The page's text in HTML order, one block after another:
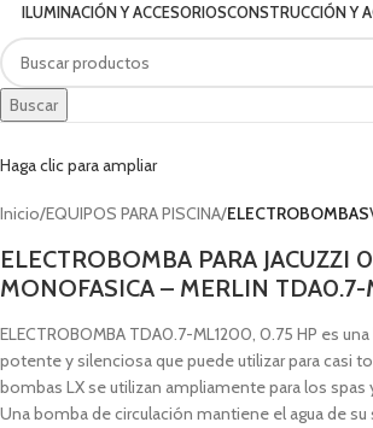
ILUMINACIÓN Y ACCESORIOSCONSTRUCCIÓN Y
Buscar
Haga clic para ampliar
Inicio EQUIPOS PARA PISCINA ELECTROBOMBAS
ELECTROBOMBA PARA JACUZZI
MONOFASICA – MERLIN TDA0.7-
ELECTROBOMBA TDA0.7-ML1200, 0.75 HP es
potente y silenciosa que puede utilizar para casi
bombas LX se utilizan ampliamente para los spas
Una bomba de circulación mantiene el agua de